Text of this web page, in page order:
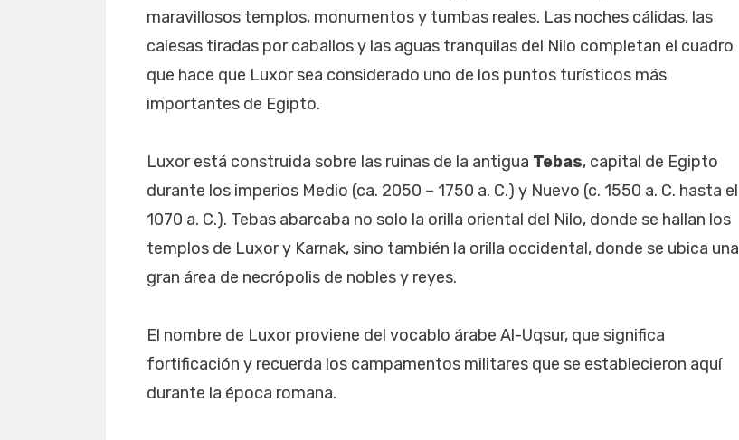
maravillosos templos, monumentos y tumbas reales. Las noches cálidas, las
calesas tiradas por caballos y las aguas tranquilas del Nilo completan el cuadro
que hace que Luxor sea considerado uno de los puntos turísticos más
importantes de Egipto.
Luxor está construida sobre las ruinas de la antigua Tebas, capital de Egipto
durante los imperios Medio (ca. 2050 – 1750 a. C.) y Nuevo (c. 1550 a. C. hasta el
1070 a. C.). Tebas abarcaba no solo la orilla oriental del Nilo, donde se hallan los
templos de Luxor y Karnak, sino también la orilla occidental, donde se ubica una
gran área de necrópolis de nobles y reyes.
El nombre de Luxor proviene del vocablo árabe Al-Uqsur, que significa
fortificación y recuerda los campamentos militares que se establecieron aquí
durante la época romana.